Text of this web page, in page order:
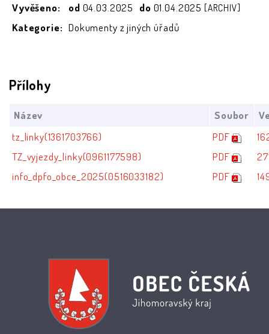
Vyvěšeno: od 04.03.2025 do 01.04.2025 [ARCHIV]
Kategorie: Dokumenty z jiných úřadů
Přílohy
Název Soubor
tz_linky(1361703766)
PDF
TZ_vyjezdy_linky(0961177598)
PDF
info_dpfo_obce_2025(0516033182)
PDF